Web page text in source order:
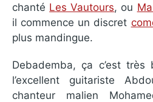
chanté Les Vautours, ou
il commence un discret
plus mandingue.
Debademba, ça c’est
l’excellent guitariste
chanteur malien